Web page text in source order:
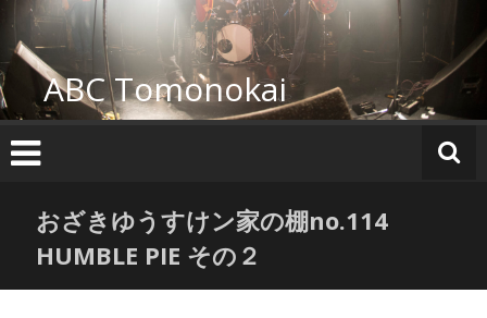
テ
ン
ツ
へ
ス
ABC Tomonokai
おざきゆうすけン家の棚no.114
HUMBLE PIE その２